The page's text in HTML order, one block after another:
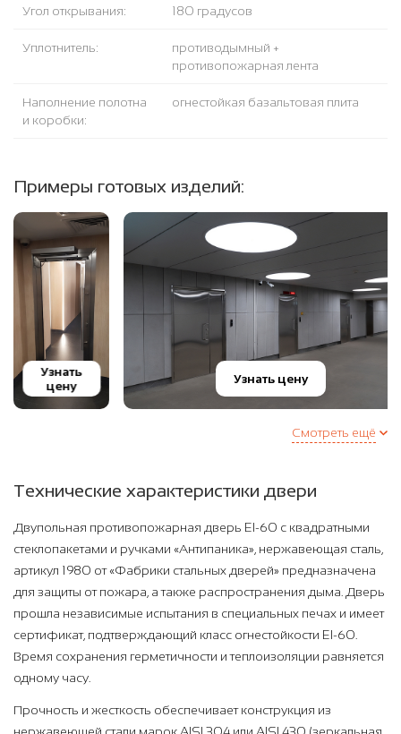
Угол открывания: 180 градусов
Уплотнитель:
противодымный +
противопожарная лента
Наполнение полотна
и коробки:
огнестойкая базальтовая плита
Примеры готовых изделий:
Узнать
цену
Узнать цену
Смотреть ещё
Технические характеристики двери
Двупольная противопожарная дверь EI-60 с квадратными
стеклопакетами и ручками «Антипаника», нержавеющая сталь,
артикул 1980 от «Фабрики стальных дверей» предназначена
для защиты от пожара, а также распространения дыма. Дверь
прошла независимые испытания в специальных печах и имеет
сертификат, подтверждающий класс огнестойкости EI-60.
Время сохранения герметичности и теплоизоляции равняется
одному часу.
Прочность и жесткость обеспечивает конструкция из